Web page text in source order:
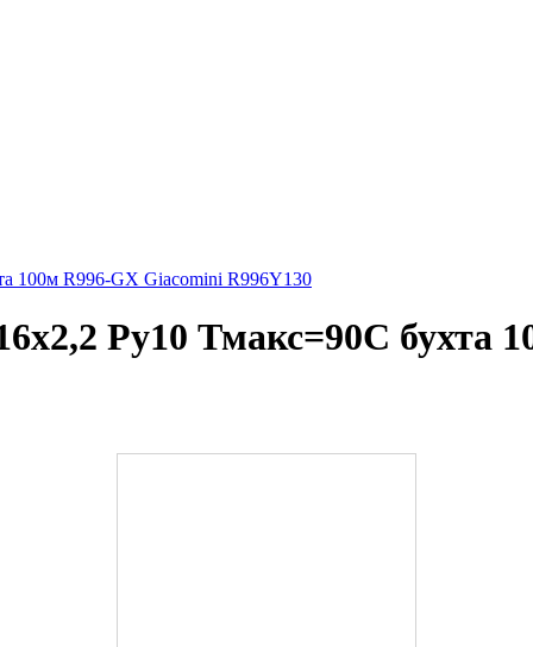
100м R996-GX Giacomini R996Y130
Ру10 Тмакс=90C бухта